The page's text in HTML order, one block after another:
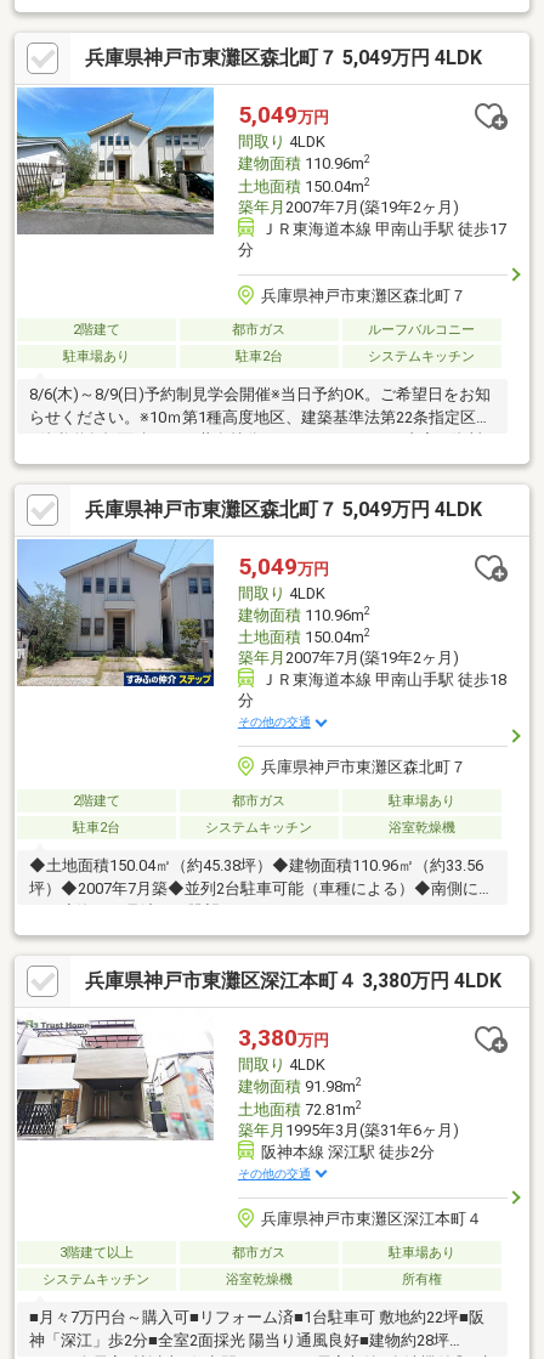
並列駐車2台可！■海まで見渡せる開放的な眺望。■LDKはゆとり
の18帖！■リフォーム後お引渡し！＜外装＞外壁塗装／屋根塗装
＜内装＞クロス貼替／給湯器交換■食洗機、浴室暖房乾燥機、床
暖房、TVモニター付きインターホン…など設備も充実。■南東向
きのルーフバルコニーは、ゆとりの広さ。＜周辺環境＞・本山第
三小学校…徒歩18分・本山中学校…徒歩32分・コープミニ西芦屋…
徒歩14分
兵庫県神戸市東灘区森北町７ 5,049万円 4LDK
5,049万円
間取り 4LDK
建物面積110.96m2
土地面積150.04m2
築年月 2007年7月(築19年2ヶ月)
ＪＲ東海道本線 甲南山手駅 徒歩17
分
兵庫県神戸市東灘区森北町７
2階建て 都市ガス
ルーフバルコニー
駐車場あり
駐車2台 システムキッチン
8/6(木)～8/9(日)予約制見学会開催※当日予約OK。ご希望日をお知
らせください。※10ｍ第1種高度地区、建築基準法第22条指定区域
記載のリフォーム内容や間取図は着工時のものであり、着工後の
状況によっては内容を変更する場合がございます。※各階面積：1
階59.62㎡ 2階51.34㎡※情報と現況が相違する場合は、現況優先と
します。※司法書士は売主の指定になります。※通学の区域に関し
ては自治体や教育委員会等にご確認ください。
兵庫県神戸市東灘区森北町７ 5,049万円 4LDK
5,049万円
間取り 4LDK
建物面積110.96m2
土地面積150.04m2
築年月 2007年7月(築19年2ヶ月)
ＪＲ東海道本線 甲南山手駅 徒歩18
分
その他の交通
兵庫県神戸市東灘区森北町７
2階建て 都市ガス
駐車場あり
駐車2台
システムキッチン 浴室乾燥機
◆土地面積150.04㎡（約45.38坪）◆建物面積110.96㎡（約33.56
坪）◆2007年7月築◆並列2台駐車可能（車種による）◆南側に庭
兵庫県神戸市東灘区深江本町４ 3,380万円 4LDK
3,380万円
間取り 4LDK
建物面積91.98m2
土地面積72.81m2
築年月 1995年3月(築31年6ヶ月)
阪神本線 深江駅 徒歩2分
その他の交通
兵庫県神戸市東灘区深江本町４
3階建て以上 都市ガス
駐車場あり
システムキッチン
浴室乾燥機 所有権
■月々7万円台～購入可■リフォーム済■1台駐車可 敷地約22坪■阪
神「深江」歩2分■全室2面採光 陽当り通風良好■建物約28坪